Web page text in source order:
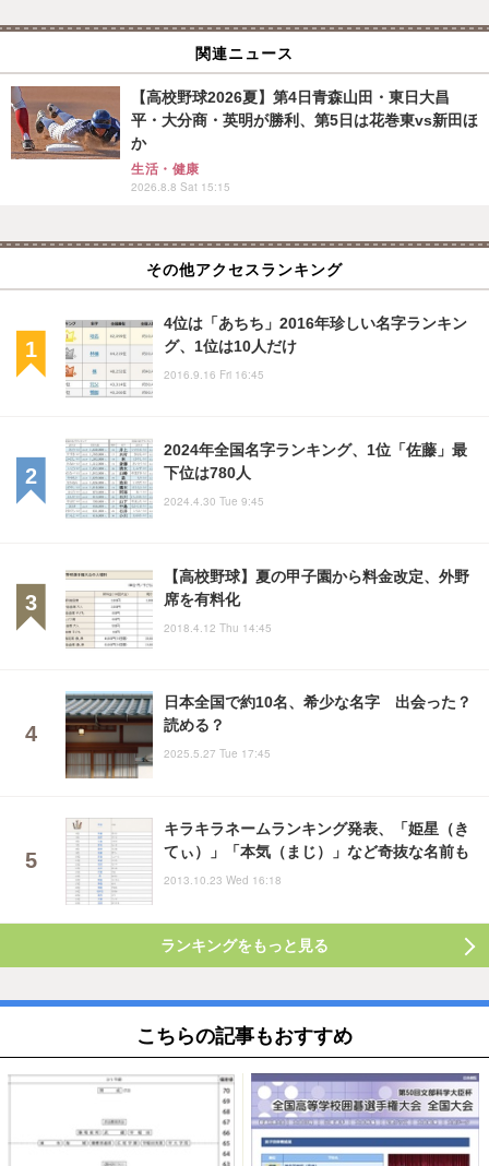
関連ニュース
【高校野球2026夏】第4日青森山田・東日大昌
平・大分商・英明が勝利、第5日は花巻東vs新田ほ
か
生活・健康
2026.8.8 Sat 15:15
その他アクセスランキング
4位は「あちち」2016年珍しい名字ランキン
グ、1位は10人だけ
2016.9.16 Fri 16:45
2024年全国名字ランキング、1位「佐藤」最
下位は780人
2024.4.30 Tue 9:45
【高校野球】夏の甲子園から料金改定、外野
席を有料化
2018.4.12 Thu 14:45
日本全国で約10名、希少な名字 出会った？
読める？
2025.5.27 Tue 17:45
キラキラネームランキング発表、「姫星（き
てぃ）」「本気（まじ）」など奇抜な名前も
2013.10.23 Wed 16:18
ランキングをもっと見る
こちらの記事もおすすめ